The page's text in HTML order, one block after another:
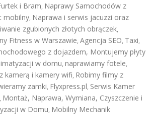
i Bram, Naprawy Samochodów z
mobilny, Naprawa i serwis jacuzzi oraz
zgubionych złotych obrączek,
Fitness w Warszawie, Agencja SEO, Taxi,
z dojazdem, Montujemy płyty
w domu, naprawiamy fotele,
kamerą i kamery wifi, Robimy filmy z
zamki, Flyxpress.pl, Serwis Kamer
, Montaż, Naprawa, Wymiana, Czyszczenie i
w Domu, Mobilny Mechanik